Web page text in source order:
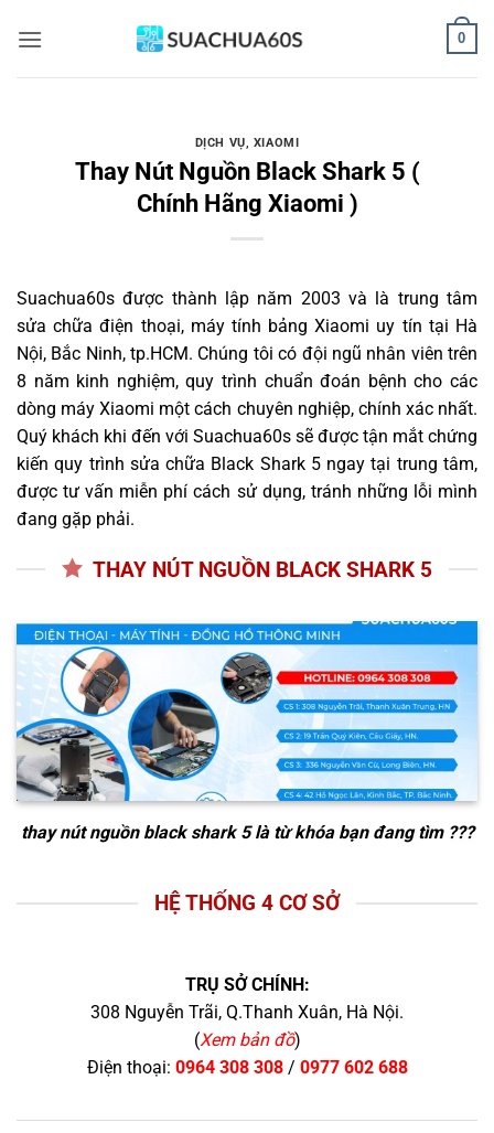
qua
0
DỊCH VỤ, XIAOMI
Thay Nút Nguồn Black Shark 5 (
Chính Hãng Xiaomi )
Suachua60s được thành lập năm 2003 và là trung tâm
sửa chữa điện thoại, máy tính bảng Xiaomi uy tín tại Hà
Nội, Bắc Ninh, tp.HCM. Chúng tôi có đội ngũ nhân viên trên
8 năm kinh nghiệm, quy trình chuẩn đoán bệnh cho các
dòng máy Xiaomi một cách chuyên nghiệp, chính xác nhất.
Quý khách khi đến với Suachua60s sẽ được tận mắt chứng
kiến quy trình sửa chữa Black Shark 5 ngay tại trung tâm,
được tư vấn miễn phí cách sử dụng, tránh những lỗi mình
đang gặp phải.
THAY NÚT NGUỒN BLACK SHARK 5
thay nút nguồn black shark 5là từ khóa bạn đang tìm ???
HỆ THỐNG 4 CƠ SỞ
TRỤ SỞ CHÍNH:
308 Nguyễn Trãi, Q.Thanh Xuân, Hà Nội.
(Xem bản đồ)
Điện thoại: 0964 308 308/ 0977 602 688